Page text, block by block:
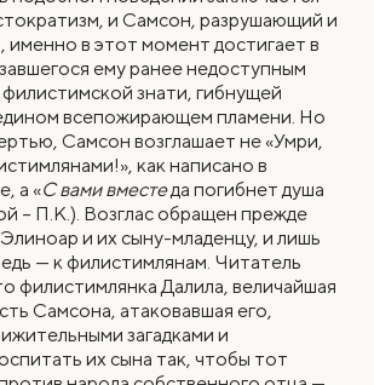
и Самсон, разрушающий и
именно в этот момент достигает в
ему ранее недоступным
знати, гибнущей
всепожирающем пламени. Но
Самсон возглашает не «Умри,
как написано в
а «С вами вместеда погибнет душа
– П.К.). Возглас обращен прежде
и их сыну-младенцу, и лишь
— к филистимлянам. Читатель
филистимлянка Далила, величайшая
Самсона, атаковавшая его,
загадками и
их сына так, чтобы тот